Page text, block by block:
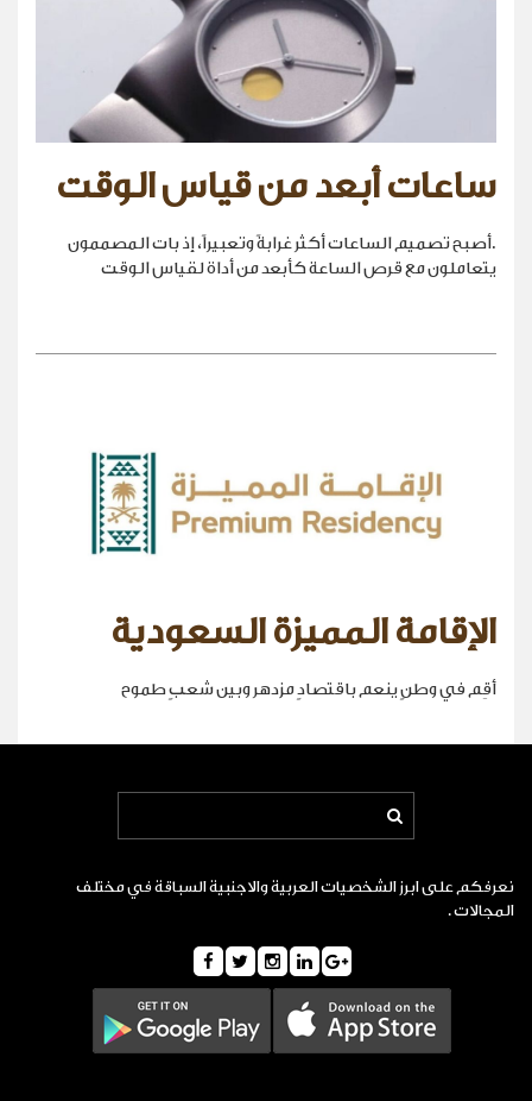
ساعات أبعد من قياس الوقت
.أصبح تصميم الساعات أكثر غرابةً وتعبيراً، إذ بات المصممون
يتعاملون مع قرص الساعة كأبعد من أداة لقياس الوقت
الإقامة المميزة السعودية
أقِم في وطنٍ ينعم باقتصادٍ مزدهر وبين شعبٍ طموح
نعرفكم على ابرز الشخصيات العربية والاجنبية السباقة في مختلف
المجالات .